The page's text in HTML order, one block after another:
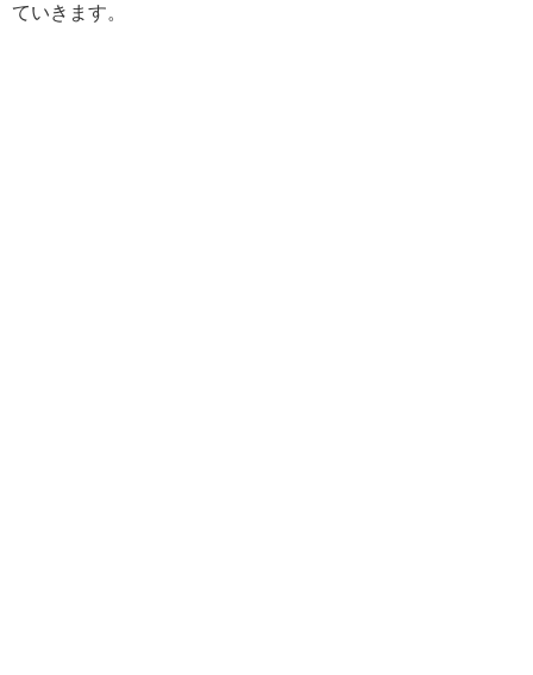
ていきます。